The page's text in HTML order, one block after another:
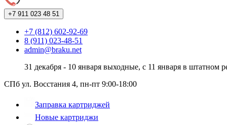
+7 911 023 48 51
+7 (812) 602-92-69
8 (911) 023-48-51
admin@braku.net
31 декабря - 10 января выходные, с 11 января в штатном
СПб ул. Восстания 4, пн-пт 9:00-18:00
Заправка картриджей
Новые картриджи